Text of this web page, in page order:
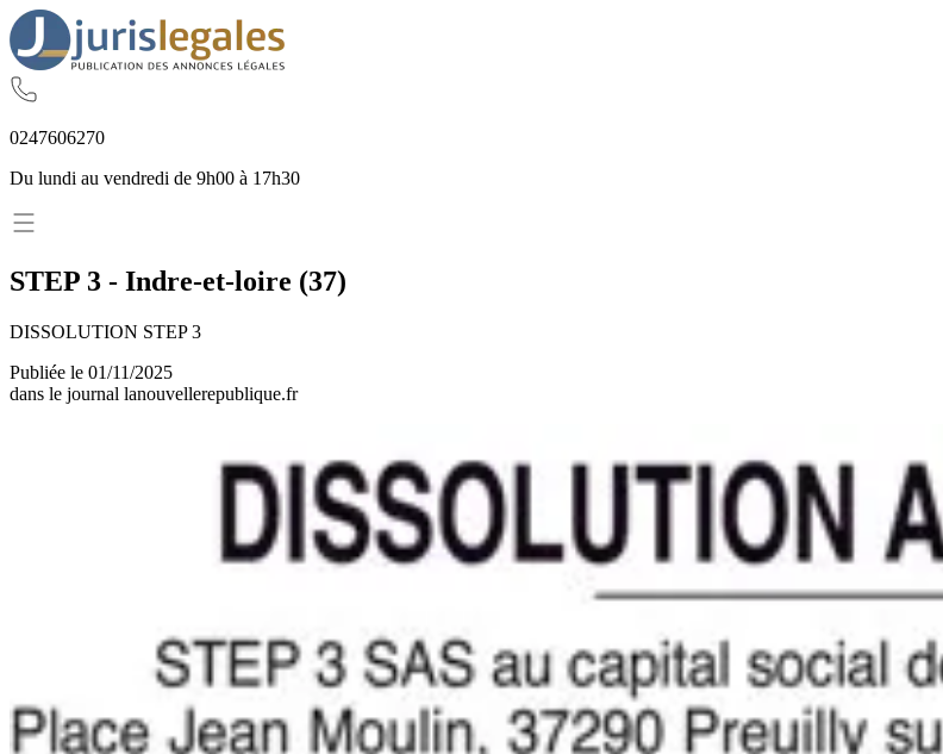
0247606270
Du lundi au vendredi de 9h00 à 17h30
STEP 3 - Indre-et-loire (37)
DISSOLUTION STEP 3
Publiée le 01/11/2025
dans le journal lanouvellerepublique.fr